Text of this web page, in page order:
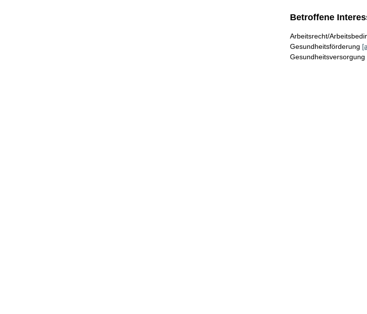
Betroffene
Arbeitsrecht/
Gesundheitsförderung
Gesundheitsversorgung